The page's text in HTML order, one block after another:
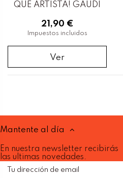
QUÉ ARTISTA! GAUDI
21,90 €
Impuestos incluidos
Ver
Mantente al día
En nuestra newsletter recibirás
las ultimas novedades.